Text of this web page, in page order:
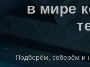
в мире
Подберём, соберём и